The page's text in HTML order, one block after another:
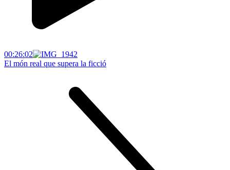
00:26:02
El món real que supera la ficció